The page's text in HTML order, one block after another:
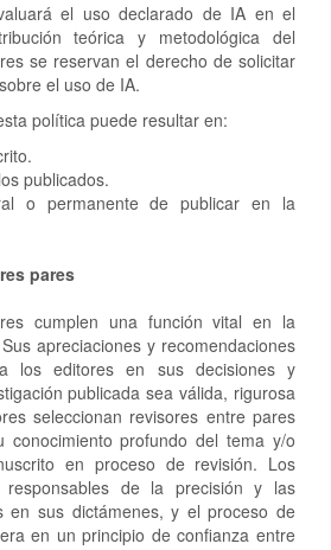
el uso declarado de IA en el
teórica y metodológica del
se reservan el derecho de solicitar
el uso de IA.
política puede resultar en:
publicados.
o permanente de publicar en la
pares
cumplen una función vital en la
apreciaciones y recomendaciones
los editores en sus decisiones y
publicada sea válida, rigurosa
seleccionan revisores entre pares
conocimiento profundo del tema y/o
en proceso de revisión. Los
responsables de la precisión y las
en sus dictámenes, y el proceso de
en un principio de confianza entre